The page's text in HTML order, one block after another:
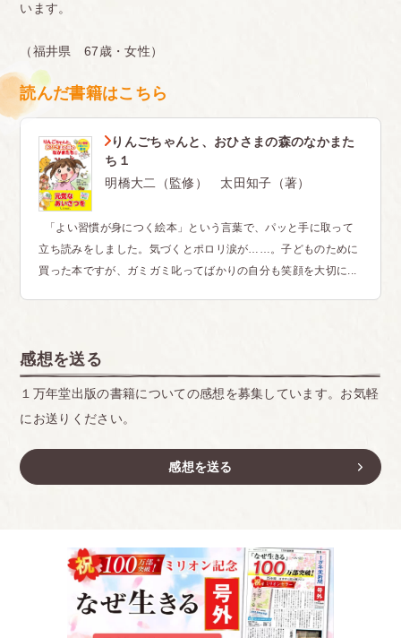
います。
（福井県 67歳・女性）
読んだ書籍はこちら
りんごちゃんと、おひさまの森のなかまた
ち１
明橋大二（監修） 太田知子（著）
「よい習慣が身につく絵本」という言葉で、パッと手に取って
立ち読みをしました。気づくとポロリ涙が……。子どものために
買った本ですが、ガミガミ叱ってばかりの自分も笑顔を大切に...
感想を送る
１万年堂出版の書籍についての感想を募集しています。お気軽
にお送りください。
感想を送る